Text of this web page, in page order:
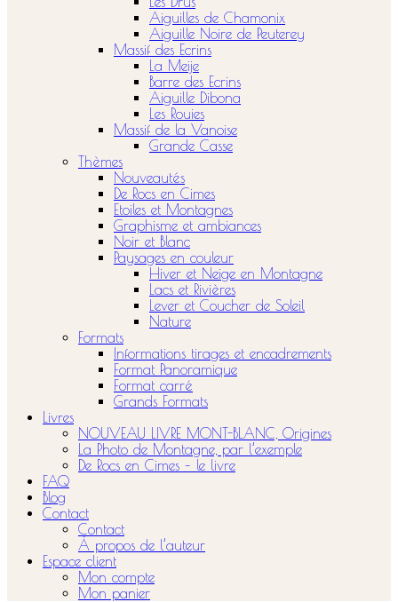
Aiguilles de Chamonix
Aiguille Noire de Peuterey
Massif des Ecrins
La Meije
Barre des Ecrins
Aiguille Dibona
Les Rouies
Massif de la Vanoise
Grande Casse
Thèmes
Nouveautés
De Rocs en Cimes
Etoiles et Montagnes
Graphisme et ambiances
Noir et Blanc
Paysages en couleur
Hiver et Neige en Montagne
Lacs et Rivières
Lever et Coucher de Soleil
Nature
Formats
Informations tirages et encadrements
Format Panoramique
Format carré
Grands Formats
Livres
NOUVEAU LIVRE MONT-BLANC, Origines
La Photo de Montagne, par l’exemple
De Rocs en Cimes – le livre
FAQ
Blog
Contact
Contact
À propos de l’auteur
Espace client
Mon compte
Mon panier